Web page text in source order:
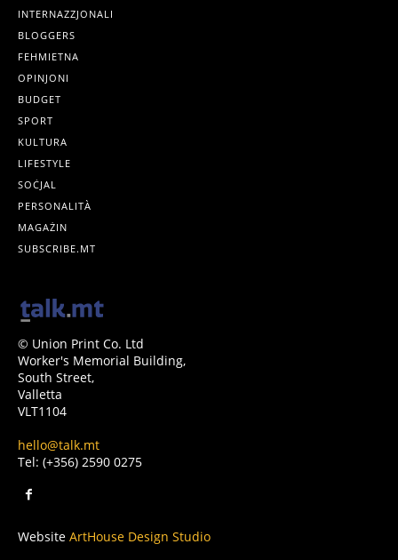
INTERNAZZJONALI
BLOGGERS
FEHMIETNA
OPINJONI
BUDGET
SPORT
KULTURA
LIFESTYLE
SOĊJAL
PERSONALITÀ
MAGAŻIN
SUBSCRIBE.MT
© Union Print Co. Ltd
Worker's Memorial Building,
South Street,
Valletta
VLT1104
hello@talk.mt
Tel: (+356) 2590 0275
Website ArtHouse Design Studio